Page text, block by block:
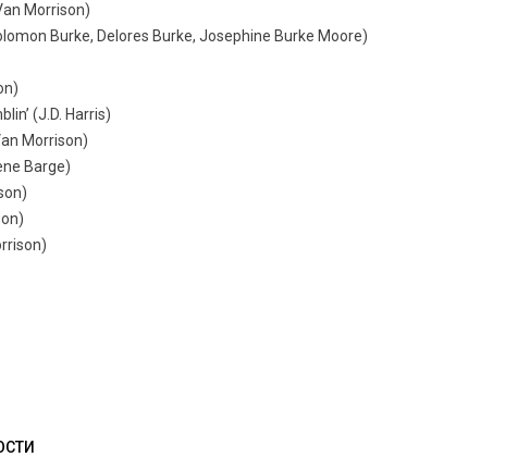
Morrison)
Burke, Delores Burke, Josephine Burke Moore)
(J.D. Harris)
Morrison)
Barge)